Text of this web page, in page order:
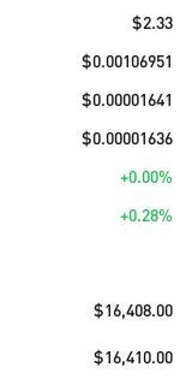
$2.33
$0.00106951
$0.00001641
$0.00001636
+0.00%
+0.28%
$16,408.00
$16,410.00